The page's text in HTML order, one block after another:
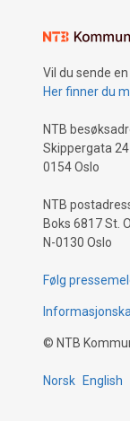
Vil du sende
Her finner du
NTB
Skippergata
0154 Oslo
NTB
Boks 6817 St.
N-0130 Oslo
Følg
© NTB
Norsk English